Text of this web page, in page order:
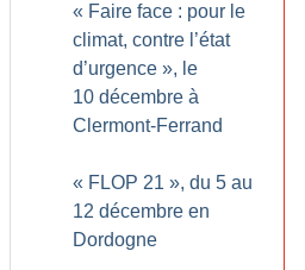
« Faire face : pour le
climat, contre l’état
d’urgence », le
10 décembre à
Clermont-Ferrand
« FLOP 21 », du 5 au
12 décembre en
Dordogne